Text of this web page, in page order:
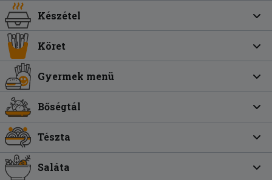
Készétel
Köret
Gyermek menü
Bőségtál
Tészta
Saláta